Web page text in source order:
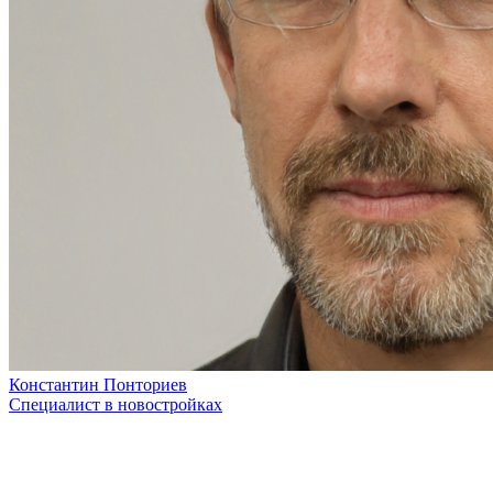
Константин Понториев
Специалист в новостройках